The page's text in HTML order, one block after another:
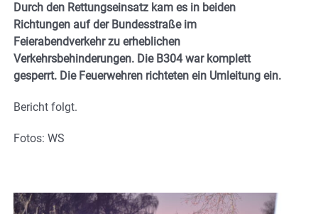
Durch den Rettungseinsatz kam es in beiden
Richtungen auf der Bundesstraße im
Feierabendverkehr zu erheblichen
Verkehrsbehinderungen. Die B304 war komplett
gesperrt. Die Feuerwehren richteten ein Umleitung ein.
Bericht folgt.
Fotos: WS